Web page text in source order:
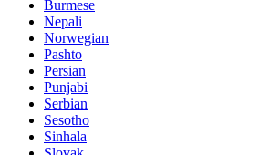
Burmese
Nepali
Norwegian
Pashto
Persian
Punjabi
Serbian
Sesotho
Sinhala